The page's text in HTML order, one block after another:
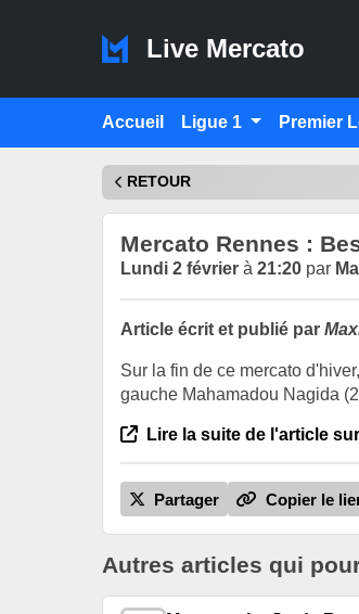
Live Mercato
Accueil Ligue 1 Premier
RETOUR
Mercato Rennes :
Lundi 2 février à 21:20 par
Article écrit et publié par
Sur la fin de ce mercato
gauche Mahamadou Nagida
Lire la suite de l'article sur
Partager Copier le
Autres articles qui